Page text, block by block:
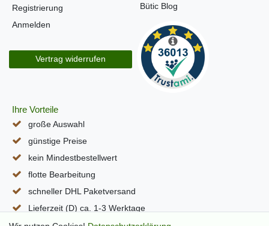
Registrierung
Anmelden
Vertrag widerrufen
Bütic Blog
Ihre Vorteile
große Auswahl
günstige Preise
kein Mindestbestellwert
flotte Bearbeitung
schneller DHL Paketversand
Lieferzeit (D) ca. 1-3 Werktage